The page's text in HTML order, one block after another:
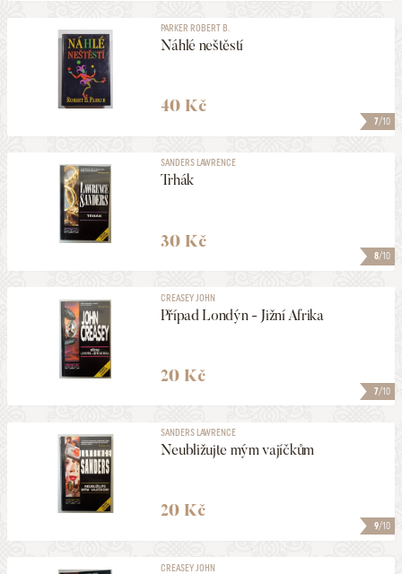
7/10
PARKER ROBERT B.
Náhlé neštěstí
40 Kč
8/10
SANDERS LAWRENCE
Trhák
30 Kč
7/10
CREASEY JOHN
Případ Londýn - Jižní Afrika
20 Kč
9/10
SANDERS LAWRENCE
Neubližujte mým vajíčkům
20 Kč
CREASEY JOHN